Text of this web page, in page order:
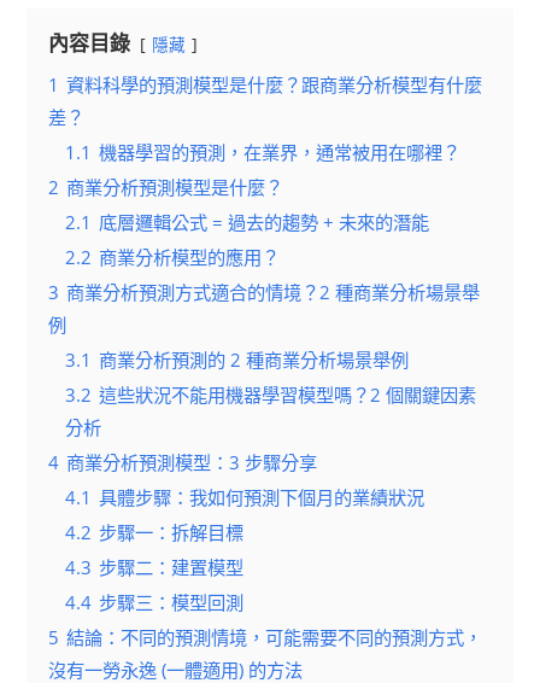
內容目錄 隱藏
1 資料科學的預測模型是什麼？跟商業分析模型有什麼
差？
1.1 機器學習的預測，在業界，通常被用在哪裡？
2 商業分析預測模型是什麼？
2.1 底層邏輯公式 = 過去的趨勢 + 未來的潛能
2.2 商業分析模型的應用？
3 商業分析預測方式適合的情境？2 種商業分析場景舉
例
3.1 商業分析預測的 2 種商業分析場景舉例
3.2 這些狀況不能用機器學習模型嗎？2 個關鍵因素
分析
4 商業分析預測模型：3 步驟分享
4.1 具體步驟：我如何預測下個月的業績狀況
4.2 步驟一：拆解目標
4.3 步驟二：建置模型
4.4 步驟三：模型回測
5 結論：不同的預測情境，可能需要不同的預測方式，
沒有一勞永逸 (一體適用) 的方法